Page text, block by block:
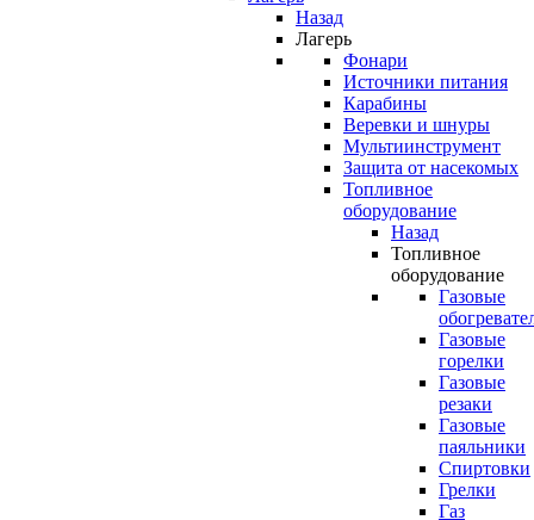
Назад
Лагерь
Фонари
Источники питания
Карабины
Веревки и шнуры
Мультиинструмент
Защита от насекомых
Топливное
оборудование
Назад
Топливное
оборудование
Газовые
Газовые
горелки
Газовые
резаки
Газовые
паяльники
Спиртовки
Грелки
Газ